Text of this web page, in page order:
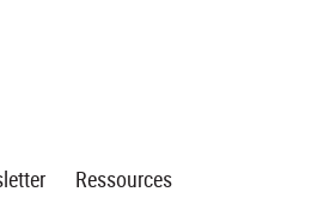
Ressources